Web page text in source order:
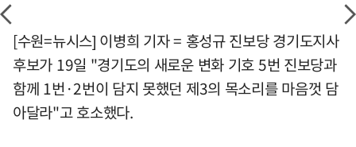
[수원=뉴시스] 이병희 기자 = 홍성규 진보당 경기도지사
후보가 19일 "경기도의 새로운 변화 기호 5번 진보당과
함께 1번·2번이 담지 못했던 제3의 목소리를 마음껏 담
아달라"고 호소했다.